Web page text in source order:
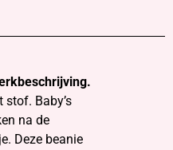
Baby’s
na de
Deze beanie